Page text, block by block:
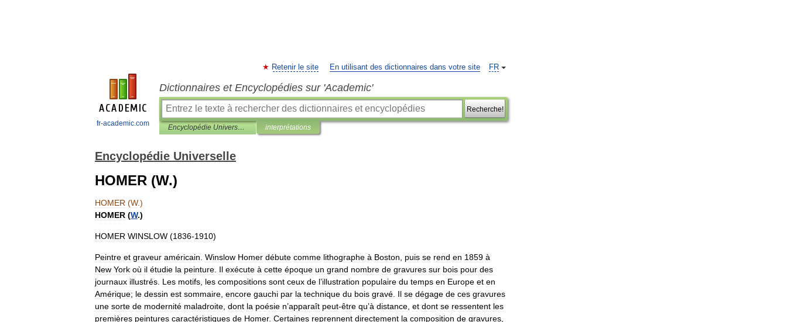
fr-academic.com
FR
Retenir le site En utilisant des dictionnaires dans votre site
Dictionnaires et Encyclopédies sur 'Academic'
Recherche!
Encyclopédie Universelle interprétations
Encyclopédie Universelle
HOMER (W.)
HOMER (W.)
HOMER (W.)
HOMER WINSLOW (1836-1910)
Peintre et graveur américain Winslow Homer débute comme lithographe à Boston puis se rend en 1859 à
New York où il étudie la peinture Il exécute à cette époque un grand nombre de gravures sur bois pour des
journaux illustrés Les motifs les compositions sont ceux de l’illustration populaire du temps en Europe et en
Amérique; le dessin est sommaire encore gauchi par la technique du bois gravé Il se dégage de ces gravures
une sorte de modernité maladroite dont la poésie n’apparaît peut-être qu’à distance et dont se ressentent les
premières peintures caractéristiques de Homer. Certaines reprennent directement la composition de gravures